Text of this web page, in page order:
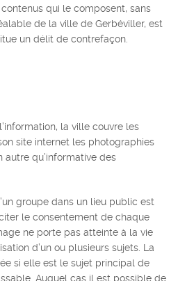
qui le composent, sans
de la ville de Gerbéviller, est
un délit de contrefaçon.
la ville couvre les
site internet les photographies
autre qu’informative des
groupe dans un lieu public est
le consentement de chaque
ne porte pas atteinte à la vie
d’un ou plusieurs sujets. La
si elle est le sujet principal de
Auquel cas il est possible de